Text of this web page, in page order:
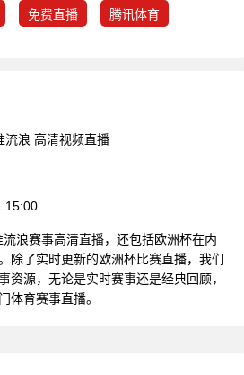
免费直播 腾讯体育
流浪 高清视频直播
15:00
浪赛事高清直播，还包括欧洲杯在内
除了实时更新的欧洲杯比赛直播，我们
资源，无论是实时赛事还是经典回顾，
体育赛事直播。